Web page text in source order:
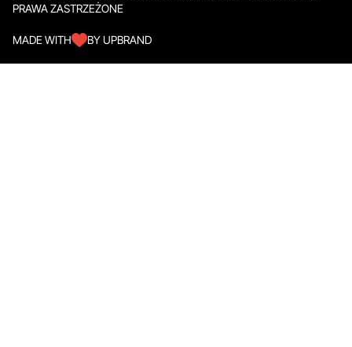
PRAWA ZASTRZEŻONE
MADE WITH BY UPBRAND